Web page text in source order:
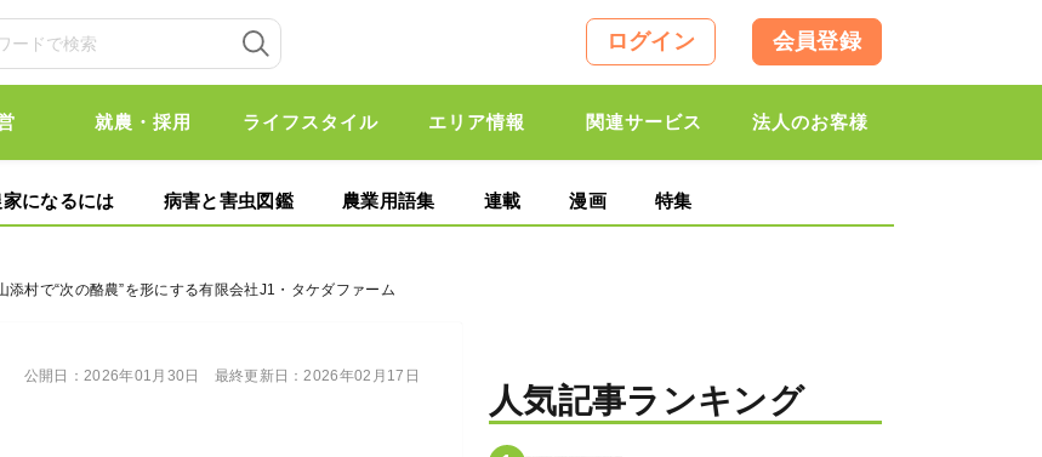
ログイン 会員登録
就農・採用 ライフスタイル エリア情報 関連サービス 法人のお客様
家になるには 病害と害虫図鑑 農業用語集 連載 漫画 特集
村で“次の酪農”を形にする有限会社J1・タケダファーム
公開日：2026年01月30日 最終更新日：2026年02月17日
人気記事ランキング